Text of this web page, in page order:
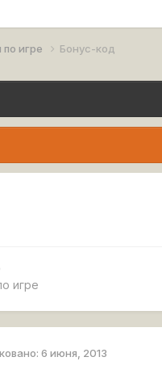
игре Бонус-код
игре
6 июня, 2013